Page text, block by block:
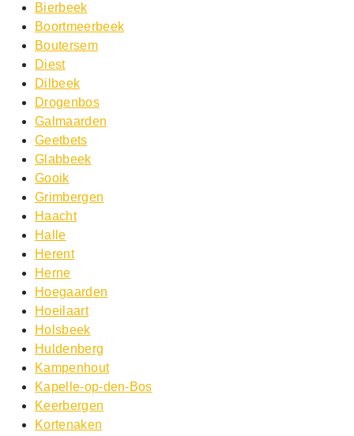
Bierbeek
Boortmeerbeek
Boutersem
Diest
Dilbeek
Drogenbos
Galmaarden
Geetbets
Glabbeek
Gooik
Grimbergen
Haacht
Halle
Herent
Herne
Hoegaarden
Hoeilaart
Holsbeek
Huldenberg
Kampenhout
Kapelle-op-den-Bos
Keerbergen
Kortenaken